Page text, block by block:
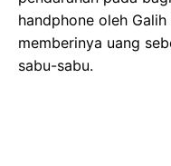
handphone oleh
memberinya uang
sabu-sabu.